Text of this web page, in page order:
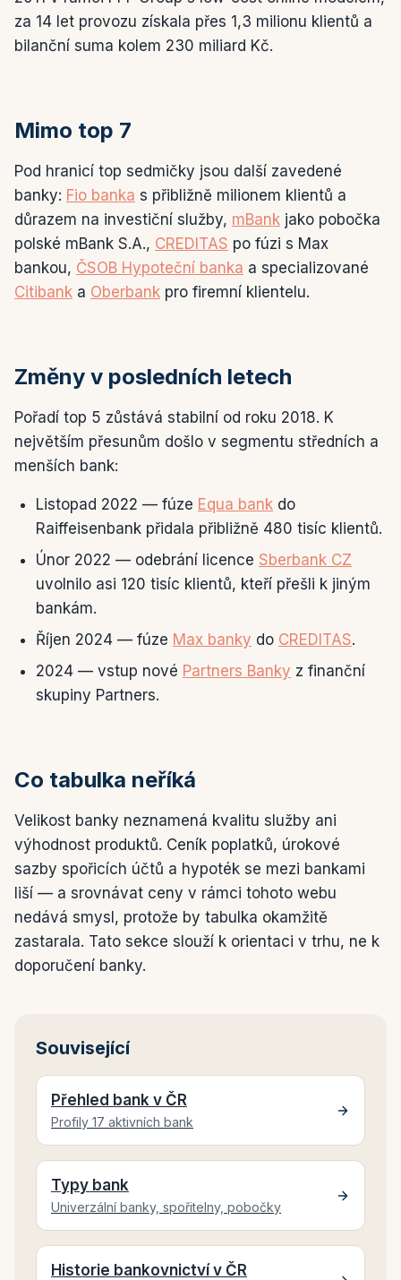
za 14 let provozu získala přes 1,3 milionu klientů a
bilanční suma kolem 230 miliard Kč.
Mimo top 7
Pod hranicí top sedmičky jsou další zavedené
banky: Fio banka s přibližně milionem klientů a
důrazem na investiční služby, mBank jako pobočka
polské mBank S.A., CREDITAS po fúzi s Max
bankou, ČSOB Hypoteční banka a specializované
Citibank a Oberbank pro firemní klientelu.
Změny v posledních letech
Pořadí top 5 zůstává stabilní od roku 2018. K
největším přesunům došlo v segmentu středních a
menších bank:
Listopad 2022 — fúze Equa bank do
Raiffeisenbank přidala přibližně 480 tisíc klientů.
Únor 2022 — odebrání licence Sberbank CZ
uvolnilo asi 120 tisíc klientů, kteří přešli k jiným
bankám.
Říjen 2024 — fúze Max banky do CREDITAS.
2024 — vstup nové Partners Banky z finanční
skupiny Partners.
Co tabulka neříká
Velikost banky neznamená kvalitu služby ani
výhodnost produktů. Ceník poplatků, úrokové
sazby spořicích účtů a hypoték se mezi bankami
liší — a srovnávat ceny v rámci tohoto webu
nedává smysl, protože by tabulka okamžitě
zastarala. Tato sekce slouží k orientaci v trhu, ne k
doporučení banky.
Související
Přehled bank v ČR
Profily 17 aktivních bank
Typy bank
Univerzální banky, spořitelny, pobočky
Historie bankovnictví v ČR